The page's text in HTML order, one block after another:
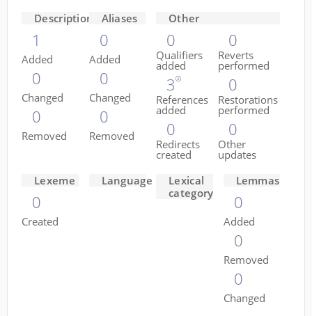
Descriptions
1
Added
0
Changed
0
Removed
Aliases
0
Added
0
Changed
0
Removed
Other
0
Qualifiers
added
3
References
added
0
Redirects
created
0
Reverts
performed
0
Restorations
performed
0
Other
updates
Lexeme
0
Created
Language
Lexical
category
Lemmas
0
Added
0
Removed
0
Changed